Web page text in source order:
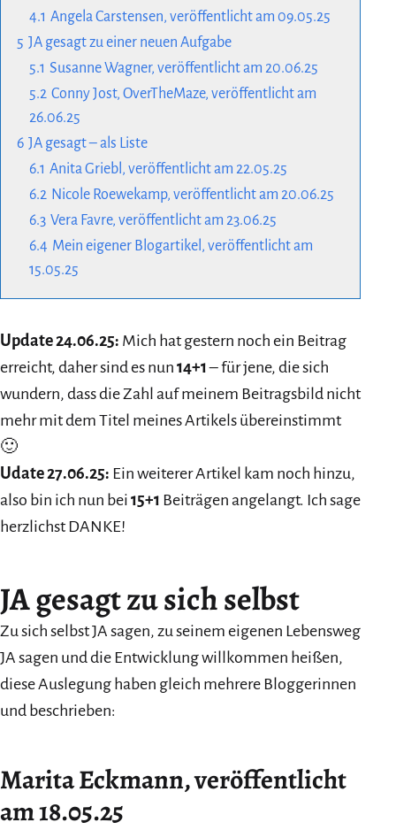
4.1 Angela Carstensen, veröffentlicht am 09.05.25
5 JA gesagt zu einer neuen Aufgabe
5.1 Susanne Wagner, veröffentlicht am 20.06.25
5.2 Conny Jost, OverTheMaze, veröffentlicht am
26.06.25
6 JA gesagt – als Liste
6.1 Anita Griebl, veröffentlicht am 22.05.25
6.2 Nicole Roewekamp, veröffentlicht am 20.06.25
6.3 Vera Favre, veröffentlicht am 23.06.25
6.4 Mein eigener Blogartikel, veröffentlicht am
15.05.25
Update 24.06.25: Mich hat gestern noch ein Beitrag
erreicht, daher sind es nun 14+1– für jene, die sich
wundern, dass die Zahl auf meinem Beitragsbild nicht
mehr mit dem Titel meines Artikels übereinstimmt
🙂
Udate 27.06.25: Ein weiterer Artikel kam noch hinzu,
also bin ich nun bei 15+1 Beiträgen angelangt. Ich sage
herzlichst DANKE!
JA gesagt zu sich selbst
Zu sich selbst JA sagen, zu seinem eigenen Lebensweg
JA sagen und die Entwicklung willkommen heißen,
diese Auslegung haben gleich mehrere Bloggerinnen
und beschrieben:
Marita Eckmann, veröffentlicht
am 18.05.25